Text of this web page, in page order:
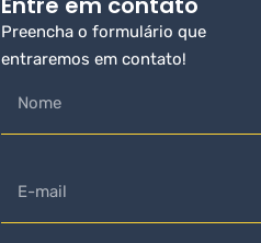
Preencha o formulário que
entraremos em contato!